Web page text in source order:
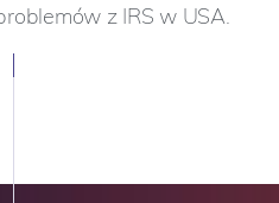
z IRS w USA.